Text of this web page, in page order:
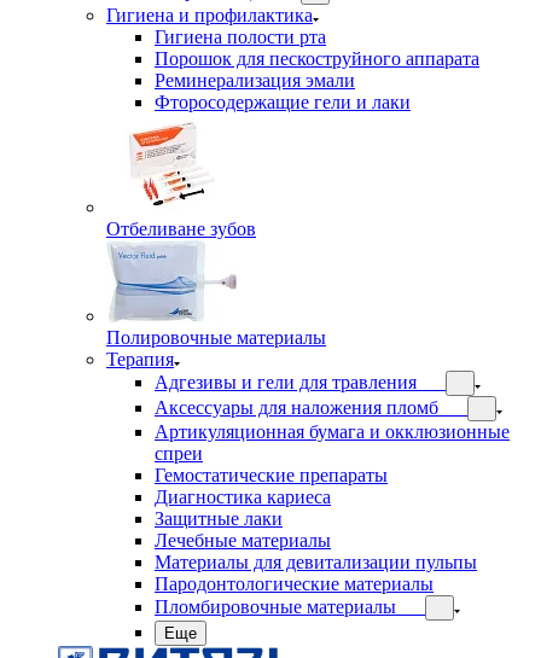
Гигиена и профилактика
Гигиена полости рта
Порошок для пескоструйного аппарата
Реминерализация эмали
Фторосодержащие гели и лаки
Отбеливане зубов
Полировочные материалы
Терапия
Адгезивы и гели для травления
Аксессуары для наложения пломб
Артикуляционная бумага и окклюзионные
спреи
Гемостатические препараты
Диагностика кариеса
Защитные лаки
Лечебные материалы
Материалы для девитализации пульпы
Пародонтологические материалы
Пломбировочные материалы
Еще